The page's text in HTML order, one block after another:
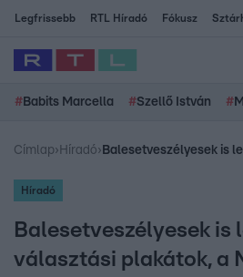
Legfrissebb RTL Híradó Fókusz
# Babits Marcella #Szellő István #
Címlap› Híradó›
Híradó
Balesetveszélyesek is
választási plakátok, a